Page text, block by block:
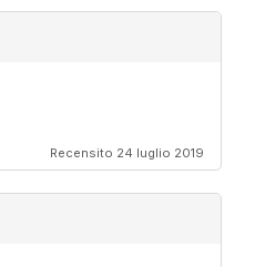
Recensito 24 luglio 2019